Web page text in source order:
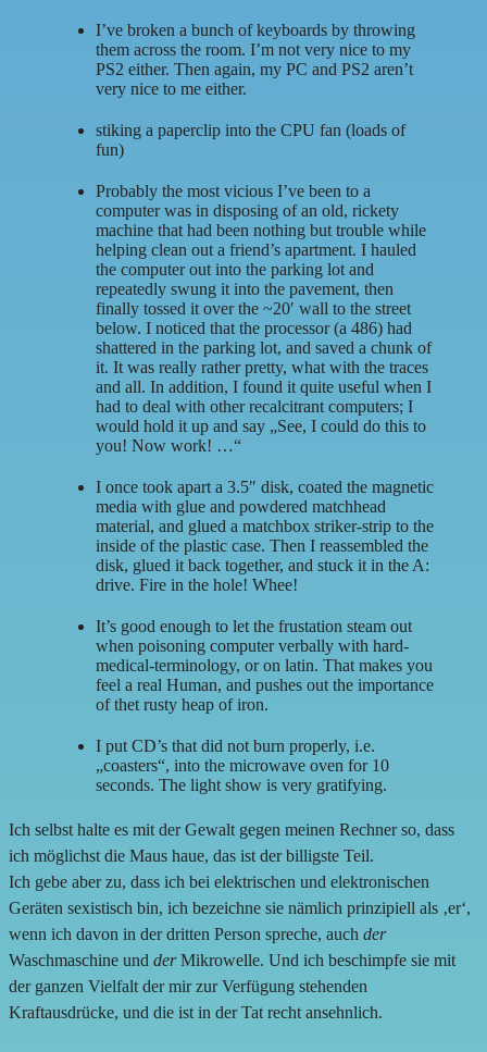
I’ve broken a bunch of keyboards by throwing
them across the room. I’m not very nice to my
PS2 either. Then again, my PC and PS2 aren’t
very nice to me either.
stiking a paperclip into the CPU fan (loads of
fun)
Probably the most vicious I’ve been to a
computer was in disposing of an old, rickety
machine that had been nothing but trouble while
helping clean out a friend’s apartment. I hauled
the computer out into the parking lot and
repeatedly swung it into the pavement, then
finally tossed it over the ~20′ wall to the street
below. I noticed that the processor (a 486) had
shattered in the parking lot, and saved a chunk of
it. It was really rather pretty, what with the traces
and all. In addition, I found it quite useful when I
had to deal with other recalcitrant computers; I
would hold it up and say „See, I could do this to
you! Now work! …“
I once took apart a 3.5″ disk, coated the magnetic
media with glue and powdered matchhead
material, and glued a matchbox striker-strip to the
inside of the plastic case. Then I reassembled the
disk, glued it back together, and stuck it in the A:
drive. Fire in the hole! Whee!
It’s good enough to let the frustation steam out
when poisoning computer verbally with hard-
medical-terminology, or on latin. That makes you
feel a real Human, and pushes out the importance
of thet rusty heap of iron.
I put CD’s that did not burn properly, i.e.
„coasters“, into the microwave oven for 10
seconds. The light show is very gratifying.
Ich selbst halte es mit der Gewalt gegen meinen Rechner so, dass
ich möglichst die Maus haue, das ist der billigste Teil.
Ich gebe aber zu, dass ich bei elektrischen und elektronischen
Geräten sexistisch bin, ich bezeichne sie nämlich prinzipiell als ‚er‘,
wenn ich davon in der dritten Person spreche, auch der
Waschmaschine und derMikrowelle. Und ich beschimpfe sie mit
der ganzen Vielfalt der mir zur Verfügung stehenden
Kraftausdrücke, und die ist in der Tat recht ansehnlich.